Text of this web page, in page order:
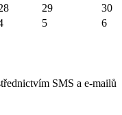
29
30
5 6
SMS a e-mailů